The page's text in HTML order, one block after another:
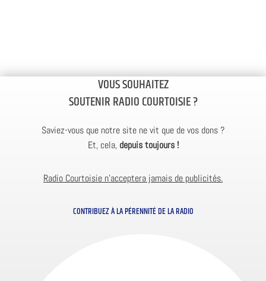
VOUS SOUHAITEZ
SOUTENIR RADIO COURTOISIE ?
Saviez-vous que notre site ne vit que de vos dons ?
Et, cela, depuis toujours !
Radio Courtoisie n’acceptera jamais de publicités.
CONTRIBUEZ À LA PÉRENNITÉ DE LA RADIO